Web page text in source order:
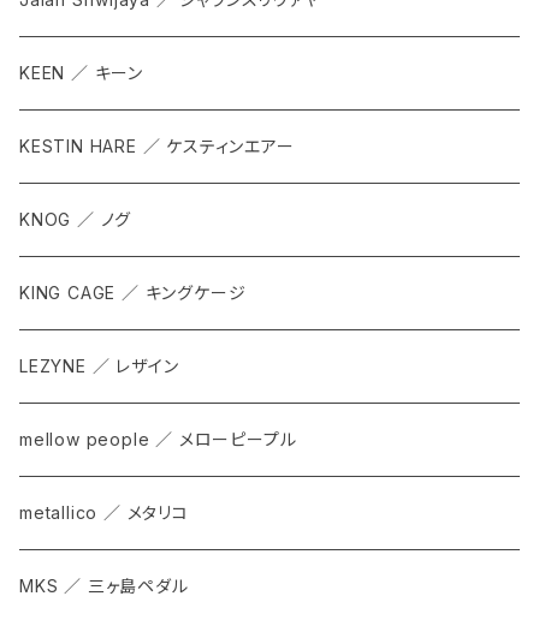
KEEN ／ キーン
KESTIN HARE ／ ケスティンエアー
KNOG ／ ノグ
KING CAGE ／ キングケージ
LEZYNE ／ レザイン
mellow people ／ メローピープル
metallico ／ メタリコ
MKS ／ 三ヶ島ペダル